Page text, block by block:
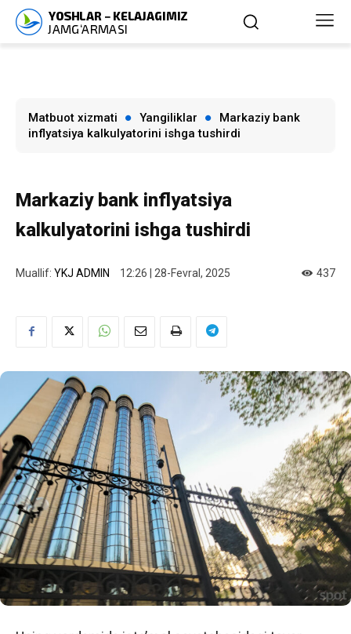
Matbuot xizmati Yangiliklar
Markaziy bank
inflyatsiya kalkulyatorini ishga tushirdi
Markaziy bank inflyatsiya
kalkulyatorini ishga tushirdi
Muallif: YKJ ADMIN 12:26 | 28-Fevral, 2025 437